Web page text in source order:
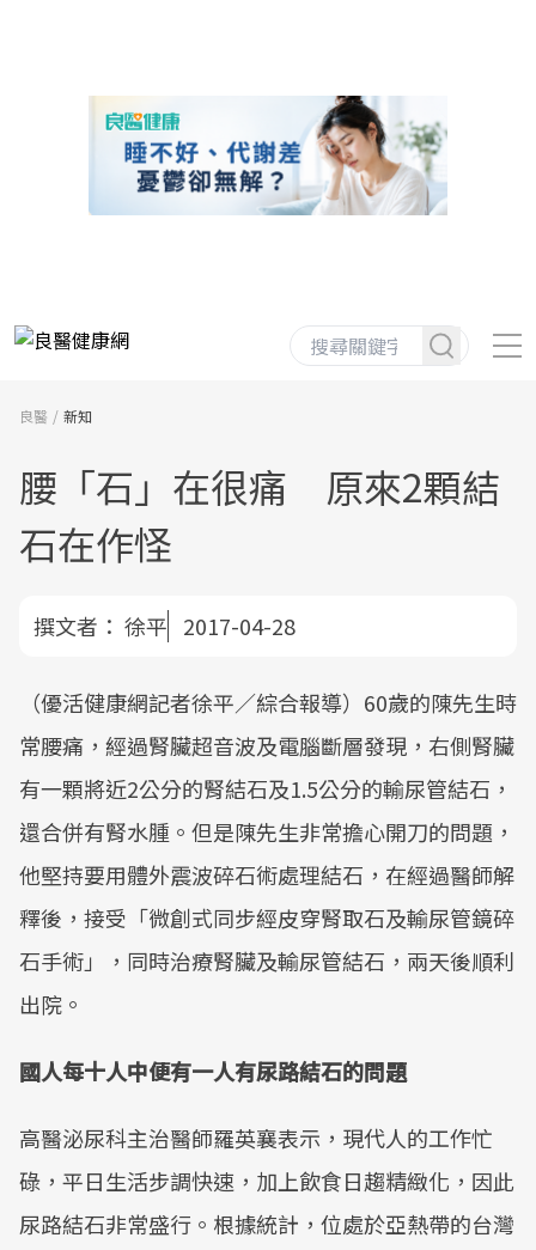
良醫 新知
腰「石」在很痛 原來2顆結
石在作怪
撰文者： 徐平 2017-04-28
（優活健康網記者徐平／綜合報導）60歲的陳先生時
常腰痛，經過腎臟超音波及電腦斷層發現，右側腎臟
有一顆將近2公分的腎結石及1.5公分的輸尿管結石，
還合併有腎水腫。但是陳先生非常擔心開刀的問題，
他堅持要用體外震波碎石術處理結石，在經過醫師解
釋後，接受「微創式同步經皮穿腎取石及輸尿管鏡碎
石手術」，同時治療腎臟及輸尿管結石，兩天後順利
出院。
國人每十人中便有一人有尿路結石的問題
高醫泌尿科主治醫師羅英襄表示，現代人的工作忙
碌，平日生活步調快速，加上飲食日趨精緻化，因此
尿路結石非常盛行。根據統計，位處於亞熱帶的台灣